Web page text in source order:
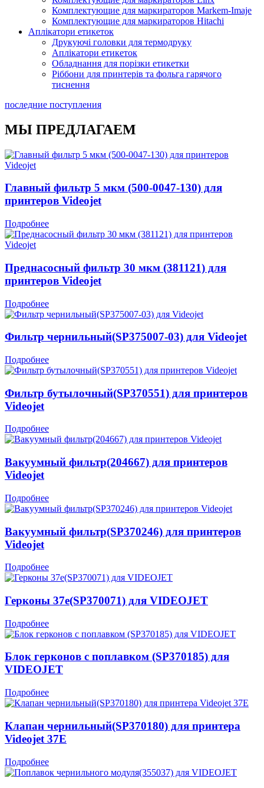
Комплектующие для маркираторов Markem-Imaje
Комплектующие для маркираторов Hitachi
Аплікатори етикеток
Друкуючі головки для термодруку
Аплікатори етикеток
Обладнання для порізки етикетки
Ріббони для принтерів та фольга гарячого
тиснення
последние поступления
МЫ ПРЕДЛАГАЕМ
Главный фильтр 5 мкм (500-0047-130) для
принтеров Videojet
Подробнее
Преднасосный фильтр 30 мкм (381121) для
принтеров Videojet
Подробнее
Фильтр чернильный(SP375007-03) для Videojet
Подробнее
Фильтр бутылочный(SP370551) для принтеров
Videojet
Подробнее
Вакуумный фильтр(204667) для принтеров
Videojet
Подробнее
Вакуумный фильтр(SP370246) для принтеров
Videojet
Подробнее
Герконы 37е(SP370071) для VIDEOJET
Подробнее
Блок герконов с поплавком (SP370185) для
VIDEOJET
Подробнее
Клапан чернильный(SP370180) для принтера
Videojet 37Е
Подробнее